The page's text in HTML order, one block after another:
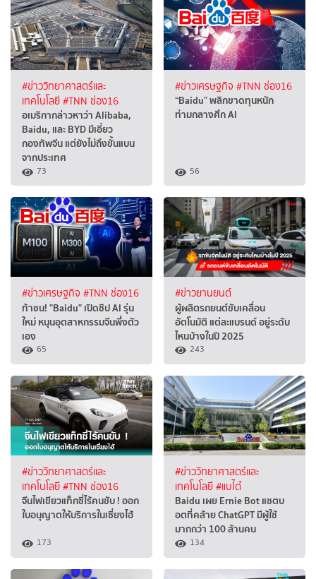
#ข่าววิทยาศาสตร์และ
เทคโนโลยี#TNN ช่อง16
อเมริกากล่าวหาว่า Alibaba,
Baidu, และ BYD มีเอี่ยว
กองทัพจีน แต่ยังไม่ถึงขั้นแบน
จากประเทศ
73
#ข่าวเศรษฐกิจ #TNN ช่อง16
“Baidu” พลิกขาดทุนหนัก
ท่ามกลางศึก AI
56
#ข่าวเศรษฐกิจ #TNN ช่อง16
ท้าชน! "Baidu" เปิดชิป AI รุ่น
ใหม่ หนุนอุตสาหกรรมจีนพึ่งตัว
เอง
65
#ข่าวยานยนต์
ผู้ผลิตรถยนต์ขับเคลื่อน
อัตโนมัติ แต่ละแบรนด์ อยู่ระดับ
ไหนบ้างในปี 2025
243
#ข่าววิทยาศาสตร์และ
เทคโนโลยี#TNN ช่อง16
จีนไฟเขียวแท็กซี่ไร้คนขับ ! ออก
ใบอนุญาตให้บริการในเซี่ยงไฮ้
173
#ข่าววิทยาศาสตร์และ
เทคโนโลยี#แบไต๋
Baidu เผย Ernie Bot แชตบ
อตที่คล้าย ChatGPT มีผู้ใช้
มากกว่า 100 ล้านคน
134